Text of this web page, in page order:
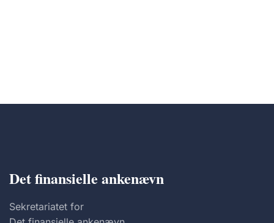
Det finansielle ankenævn
Sekretariatet for